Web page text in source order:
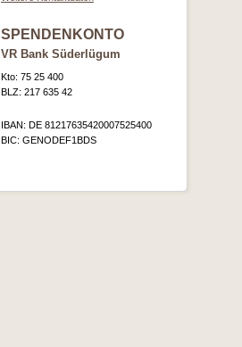
SPENDENKONTO
VR Bank Süderlügum
Kto: 75 25 400
BLZ: 217 635 42
IBAN: DE 81217635420007525400
BIC: GENODEF1BDS